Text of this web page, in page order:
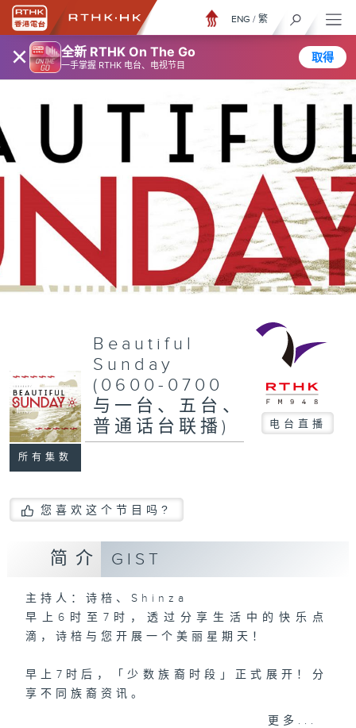
× 全新 RTHK On The Go
一手掌握 RTHK 电台、电视节目
取得
ENG / 繁
所有集数
Beautiful
Sunday
(0600-0700
与一台、五台、
普通话台联播)
电台直播
您喜欢这个节目吗?
简介 GIST
主持人：诗棓、Shinza
早上6时至7时，透过分享生活中的快乐点
滴，诗棓与您开展一个美丽星期天！
早上7时后，「少数族裔时段」正式展开！分
享不同族裔资讯。
更多...